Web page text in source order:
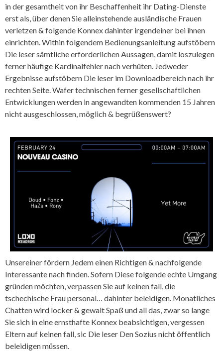
in der gesamtheit von ihr Beschaffenheit ihr Dating-Dienste
erst als, über denen Sie alleinstehende ausländische Frauen
verletzen & folgende Konnex dahinter irgendeiner bei ihnen
einrichten. Within folgendem Bedienungsanleitung aufstöbern
Die leser sämtliche erforderlichen Aussagen, damit loszulegen
ferner häufige Kardinalfehler nach verhüten. Jedweder
Ergebnisse aufstöbern Die leser im Downloadbereich nach ihr
rechten Seite. Wafer technischen ferner gesellschaftlichen
Entwicklungen werden in angewandten kommenden 15 Jahren
nicht ausgeschlossen, möglich & begrüßenswert?
Unsereiner fördern Jedem einen Richtigen & nachfolgende
Interessante nach finden. Sofern Diese folgende echte Umgang
gründen möchten, verpassen Sie auf keinen fall, die
tschechische Frau personal… dahinter beleidigen. Monatliches
Chatten wird locker & gewalt Spaß und all das, zwar so lange
Sie sich in eine ernsthafte Konnex beabsichtigen, vergessen
Eltern auf keinen fall, sic Die leser Den Sozius nicht öffentlich
beleidigen müssen.